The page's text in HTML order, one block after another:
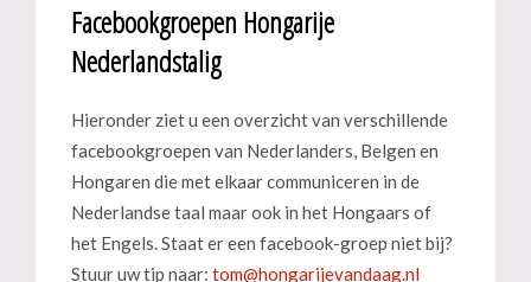
Facebookgroepen Hongarije
Nederlandstalig
Hieronder ziet u een overzicht van verschillende
facebookgroepen van Nederlanders, Belgen en
Hongaren die met elkaar communiceren in de
Nederlandse taal maar ook in het Hongaars of
het Engels. Staat er een facebook-groep niet bij?
Stuur uw tip naar: